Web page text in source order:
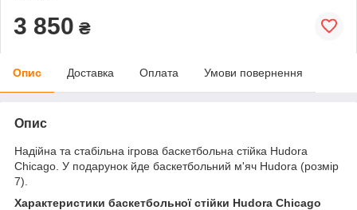
3 850 ₴
Опис Доставка Оплата Умови повернення
Опис
Надійна та стабільна ігрова баскетбольна стійка Hudora
Chicago. У подарунок йде баскетбольний м'яч Hudora (розмір
7).
Характеристики баскетбольної стійки Hudora Chicago